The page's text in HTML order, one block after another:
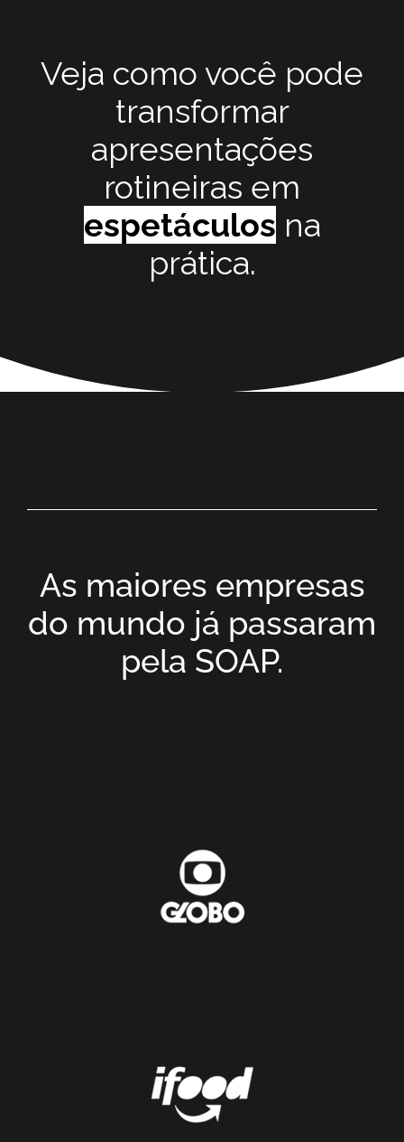
Veja como você pode
transformar
apresentações
rotineiras em
espetáculos na
prática.
As maiores empresas
do mundo já passaram
pela SOAP.